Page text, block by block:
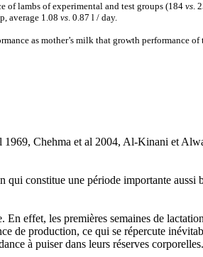
of lambs of experimental and test groups (184 vs.
average 1.08 vs. 0.87 l / day.
as mother’s milk that growth performance of
Chehma et al 2004, Al-Kinani et
constitue une période importante
effet, les premières semaines de
production, ce qui se répercute
à puiser dans leurs réserves corporelles.